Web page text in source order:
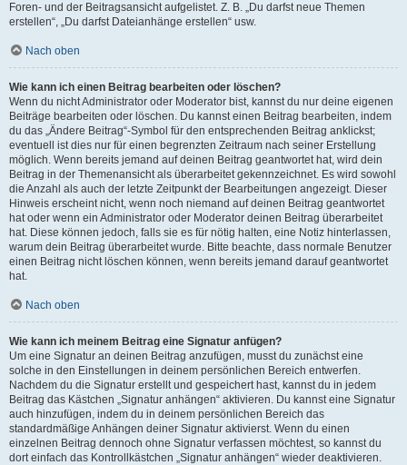
Foren- und der Beitragsansicht aufgelistet. Z. B. „Du darfst neue Themen
erstellen“, „Du darfst Dateianhänge erstellen“ usw.
Nach oben
Wie kann ich einen Beitrag bearbeiten oder löschen?
Wenn du nicht Administrator oder Moderator bist, kannst du nur deine eigenen
Beiträge bearbeiten oder löschen. Du kannst einen Beitrag bearbeiten, indem
du das „Ändere Beitrag“-Symbol für den entsprechenden Beitrag anklickst;
eventuell ist dies nur für einen begrenzten Zeitraum nach seiner Erstellung
möglich. Wenn bereits jemand auf deinen Beitrag geantwortet hat, wird dein
Beitrag in der Themenansicht als überarbeitet gekennzeichnet. Es wird sowohl
die Anzahl als auch der letzte Zeitpunkt der Bearbeitungen angezeigt. Dieser
Hinweis erscheint nicht, wenn noch niemand auf deinen Beitrag geantwortet
hat oder wenn ein Administrator oder Moderator deinen Beitrag überarbeitet
hat. Diese können jedoch, falls sie es für nötig halten, eine Notiz hinterlassen,
warum dein Beitrag überarbeitet wurde. Bitte beachte, dass normale Benutzer
einen Beitrag nicht löschen können, wenn bereits jemand darauf geantwortet
hat.
Nach oben
Wie kann ich meinem Beitrag eine Signatur anfügen?
Um eine Signatur an deinen Beitrag anzufügen, musst du zunächst eine
solche in den Einstellungen in deinem persönlichen Bereich entwerfen.
Nachdem du die Signatur erstellt und gespeichert hast, kannst du in jedem
Beitrag das Kästchen „Signatur anhängen“ aktivieren. Du kannst eine Signatur
auch hinzufügen, indem du in deinem persönlichen Bereich das
standardmäßige Anhängen deiner Signatur aktivierst. Wenn du einen
einzelnen Beitrag dennoch ohne Signatur verfassen möchtest, so kannst du
dort einfach das Kontrollkästchen „Signatur anhängen“ wieder deaktivieren.